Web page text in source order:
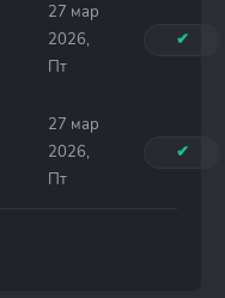
27 мар
2026,
Пт
✔
27 мар
2026,
Пт
✔